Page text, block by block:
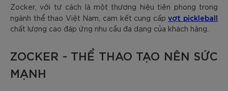
Zocker, với tư cách là một thương hiệu tiên phong trong
ngành thể thao Việt Nam, cam kết cung cấpvợt pickleball
chất lượng cao đáp ứng nhu cầu đa dạng của khách hàng.
ZOCKER - THỂ THAO TẠO NÊN SỨC
MẠNH